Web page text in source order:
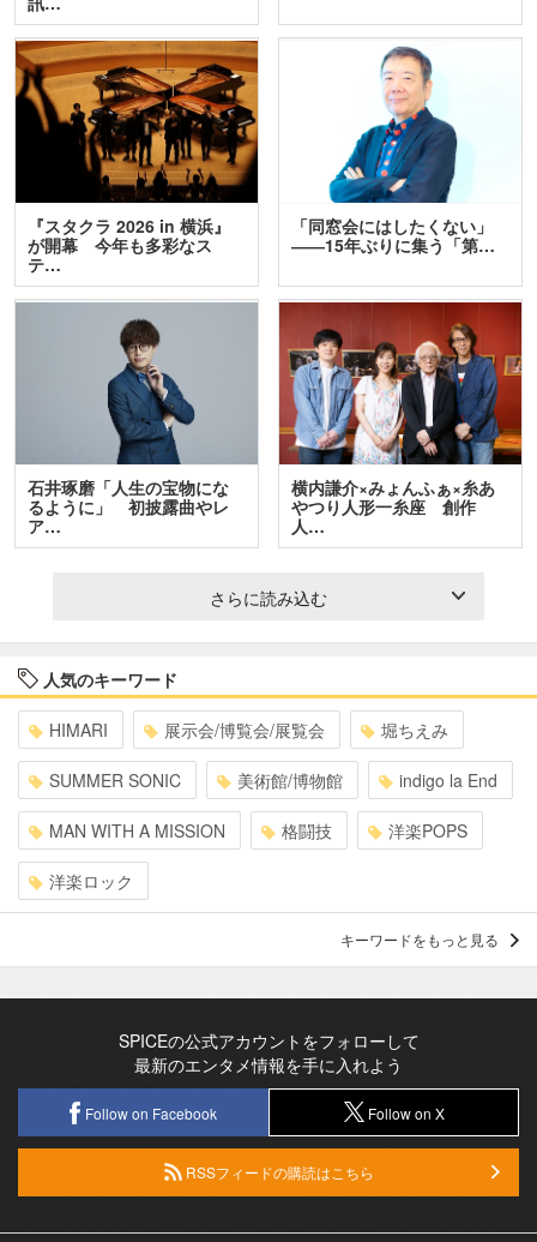
『スタクラ 2026 in 横浜』
が開幕 今年も多彩なス
テ…
「同窓会にはしたくない」
――15年ぶりに集う「第…
石井琢磨「人生の宝物にな
るように」 初披露曲やレ
ア…
横内謙介×みょんふぁ×糸あ
やつり人形一糸座 創作
人…
さらに読み込む
人気のキーワード
HIMARI 展示会/博覧会/展覧会 堀ちえみ
SUMMER SONIC 美術館/博物館 indigo la End
MAN WITH A MISSION 格闘技 洋楽POPS
洋楽ロック
キーワードをもっと見る
SPICEの公式アカウントをフォローして
最新のエンタメ情報を手に入れよう
Follow on Facebook Follow on X
RSSフィードの購読はこちら